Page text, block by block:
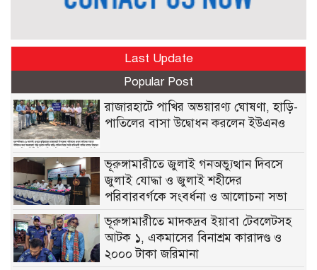
Last Update
Popular Post
রাজারহাটে পাখির অভয়ারণ্য ঘোষণা, হাড়ি-
পাতিলের বাসা উদ্বোধন করলেন ইউএনও
ভূরুঙ্গামারীতে জুলাই গনঅভ্যুত্থান দিবসে
জুলাই যোদ্ধা ও জুলাই শহীদের
পরিবারবর্গকে সংবর্ধনা ও আলোচনা সভা
ভূরুঙ্গামারীতে মাদকদ্রব ইয়াবা টেবলেটসহ
আটক ১, একমাসের বিনাশ্রম কারাদণ্ড ও
২০০০ টাকা জরিমানা